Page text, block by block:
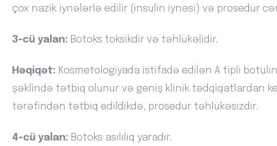
çox nazik iynələrlə edilir (insulin iynəsi) və prosedur
3-cü yalan: Botoks toksikdir və təhlükəlidir.
Həqiqət: Kosmetologiyada istifadə edilən A tipli
şəklində tətbiq olunur və geniş klinik tədqiqatlardan
tərəfindən tətbiq edildikdə, prosedur təhlükəsizdir.
4-cü yalan: Botoks asılılıq yaradır.